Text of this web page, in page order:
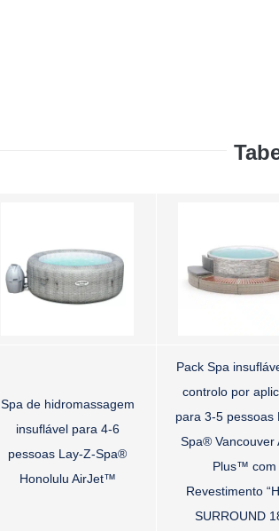
Spa de hidromassagem
insuflável para 4-6
pessoas Lay-Z-Spa®
Honolulu AirJet™
Pack Spa
controlo por
para 3-5 pessoas
Spa® Vancouver
Plus™ com
Revestimento
SURROUND